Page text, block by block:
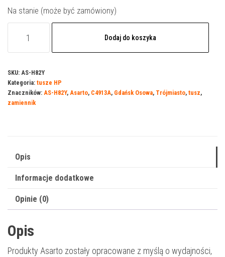
Na stanie (może być zamówiony)
do
HP
82Y
1400
yellow
Dodaj do koszyka
SKU: AS-H82Y
Kategoria: tusze HP
Znaczników: AS-H82Y, Asarto, C4913A, Gdańsk Osowa, Trójmiasto, tusz,
zamiennik
Opis
Informacje dodatkowe
Opinie (0)
Opis
Produkty Asarto zostały opracowane z myślą o wydajności,